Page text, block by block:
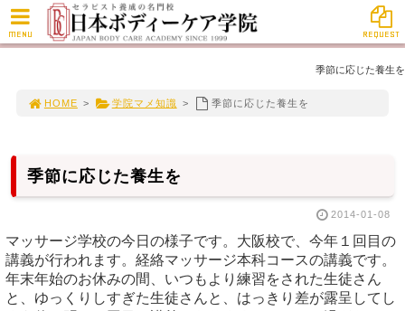
季節に応じた養生を
HOME > 学院マメ知識 > 季節に応じた養生を
季節に応じた養生を
2014-01-08
マッサージ学校の今日の様子です。大阪校で、今年１回目の
講義が行われます。経絡マッサージ本科コースの講義です。
年末年始のお休みの間、いつもより練習をされた生徒さん
と、ゆっくりしすぎた生徒さんと、はっきり差が露呈してし
MENU REQUEST